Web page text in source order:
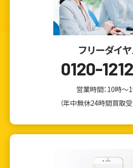
ウェブから1分
かんたん査定見積
フリーダイ
0120-
営業時間：10時～
（年中無休24時間買取受